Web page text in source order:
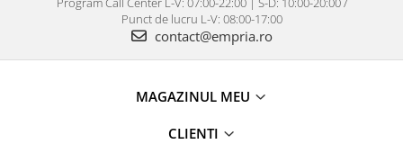
Punct de lucru L-V: 08:00-17:00
contact@empria.ro
MAGAZINUL MEU
CLIENTI